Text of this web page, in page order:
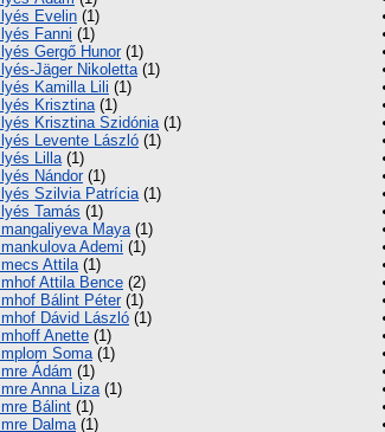
Ilyés Evelin (1)
Ilyés Fanni (1)
Ilyés Gergő Hunor(1)
Ilyés-Jäger Nikoletta(1)
Ilyés Kamilla Lili (1)
Ilyés Krisztina(1)
Ilyés Krisztina Szidónia(1)
Ilyés Levente László (1)
Ilyés Lilla(1)
Ilyés Nándor(1)
Ilyés Szilvia Patrícia(1)
Ilyés Tamás (1)
Imangaliyeva Maya(1)
Imankulova Ademi (1)
Imecs Attila(1)
Imhof Attila Bence (2)
Imhof Bálint Péter(1)
Imhof Dávid László (1)
Imhoff Anette (1)
Implom Soma(1)
Imre Ádám (1)
Imre Anna Liza(1)
Imre Bálint (1)
Imre Dalma(1)